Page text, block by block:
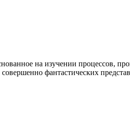
на изучении процессов,
фантастических